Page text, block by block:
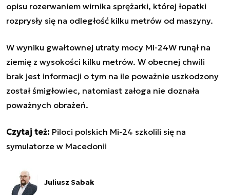
opisu rozerwaniem wirnika sprężarki, której łopatki
rozprysły się na odległość kilku metrów od maszyny.
W wyniku gwałtownej utraty mocy Mi-24W runął na
ziemię z wysokości kilku metrów. W obecnej chwili
brak jest informacji o tym na ile poważnie uszkodzony
został śmigłowiec, natomiast załoga nie doznała
poważnych obrażeń.
Czytaj też: Piloci polskich Mi-24 szkolili się na
symulatorze w Macedonii
Juliusz Sabak